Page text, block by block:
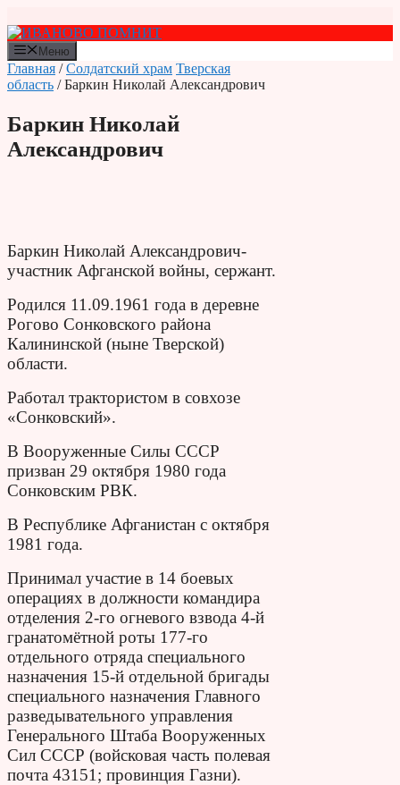
к
содержимому
Меню
Главная /Солдатский храм Тверская
область / Баркин Николай Александрович
Баркин Николай
Александрович
Баркин Николай Александрович-
участник Афганской войны, сержант.
Родился 11.09.1961 года в деревне
Рогово Сонковского района
Калининской (ныне Тверской)
области.
Работал трактористом в совхозе
«Сонковский».
В Вооруженные Силы СССР
призван 29 октября 1980 года
Сонковским РВК.
В Республике Афганистан с октября
1981 года.
Принимал участие в 14 боевых
операциях в должности командира
отделения 2-го огневого взвода 4-й
гранатомётной роты 177-го
отдельного отряда специального
назначения 15-й отдельной бригады
специального назначения Главного
разведывательного управления
Генерального Штаба Вооруженных
Сил СССР (войсковая часть полевая
почта 43151; провинция Газни).